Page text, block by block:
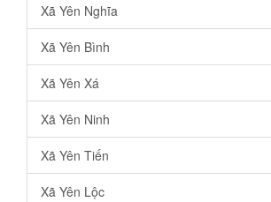
Xã Yên Nghĩa
Xã Yên Bình
Xã Yên Xá
Xã Yên Ninh
Xã Yên Tiến
Xã Yên Lộc